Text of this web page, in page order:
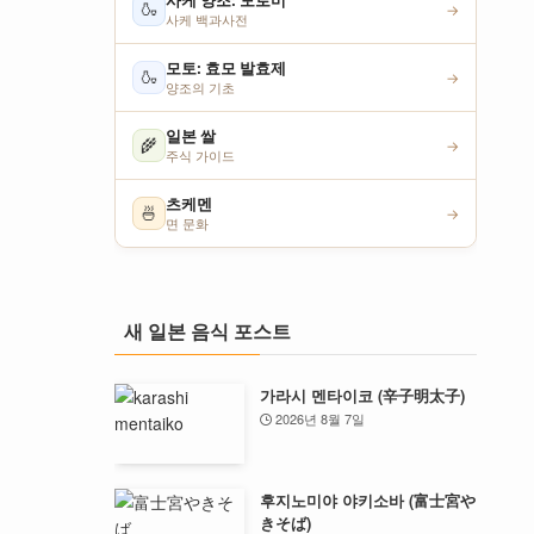
🍶
사케 백과사전
→
🍶 모토: 효모 발효제
양조의 기초
→
🌾 일본 쌀
주식 가이드
→
🍜 츠케멘
면 문화
→
새 일본 음식 포스트
가라시 멘타이코 (辛子明太子)
2026년 8월 7일
후지노미야 야키소바 (富士宮や
きそば)